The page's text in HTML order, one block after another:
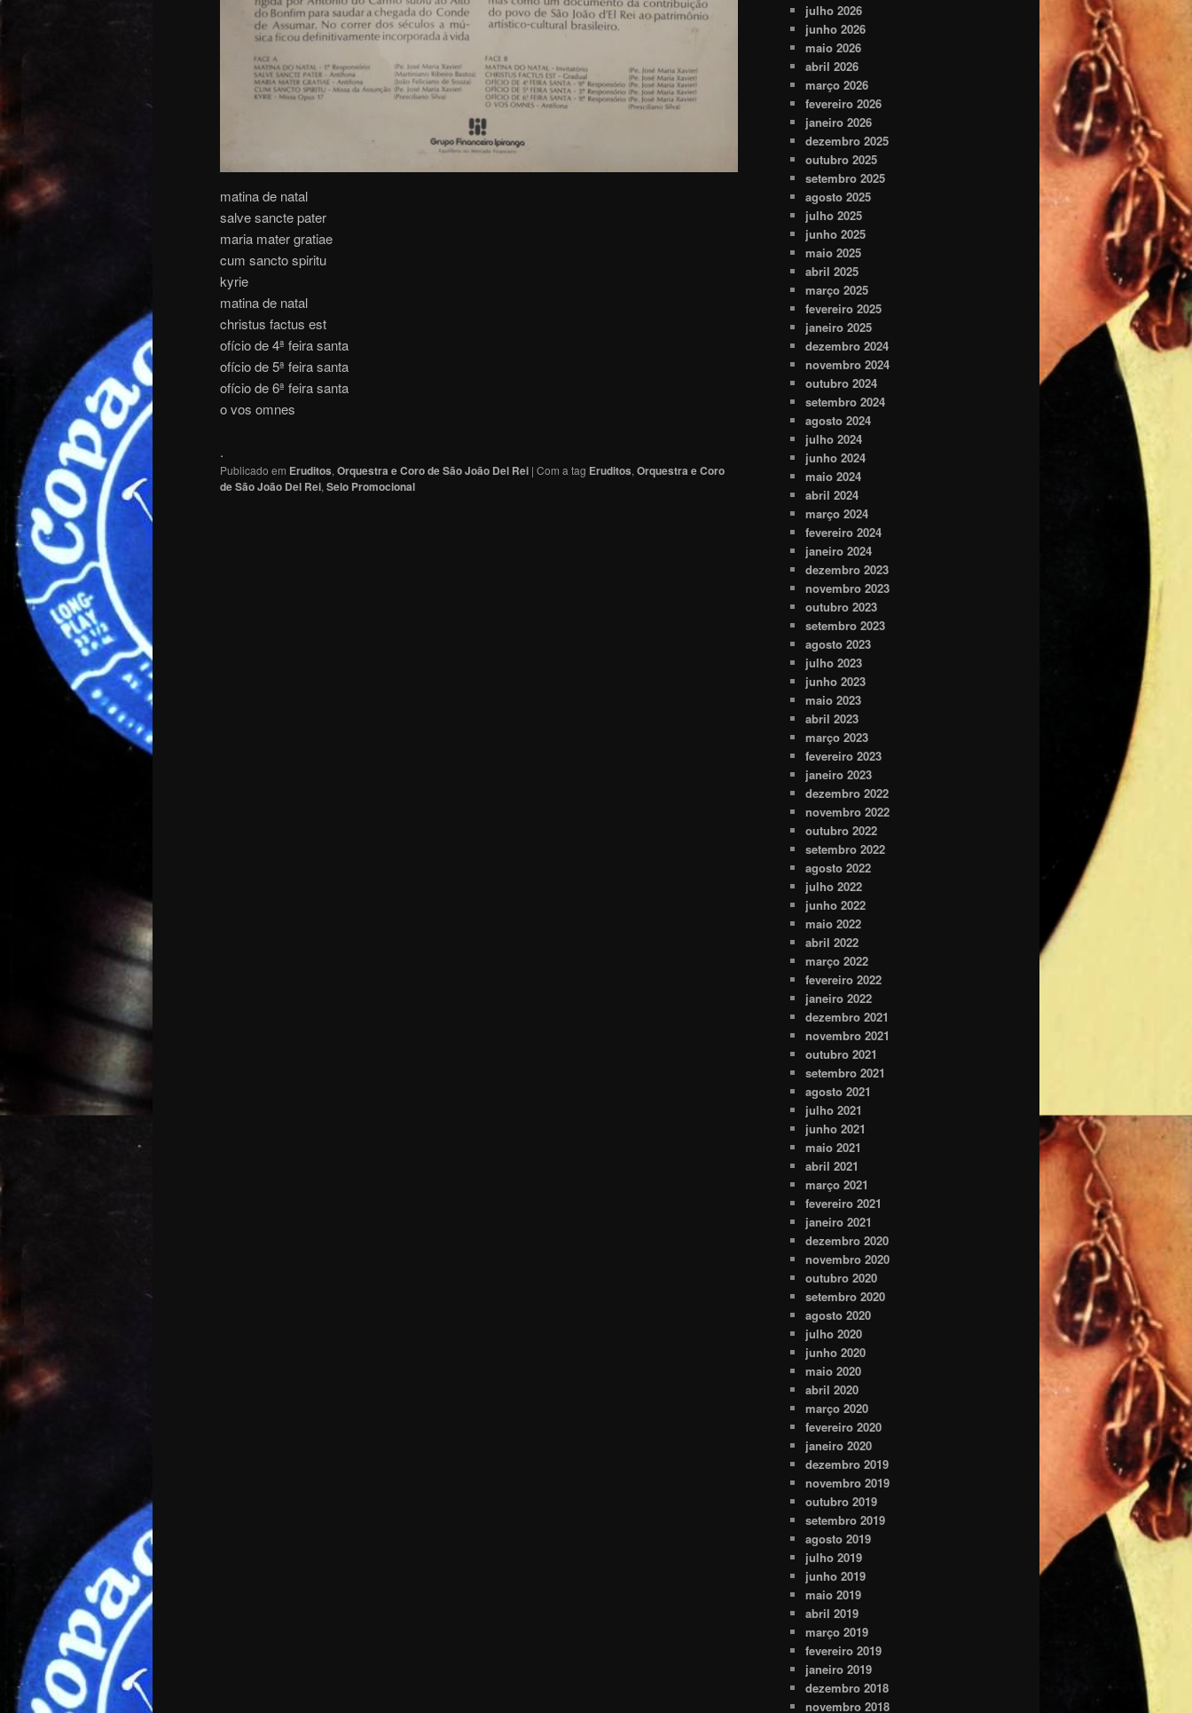
matina de natal
salve sancte pater
maria mater gratiae
cum sancto spiritu
kyrie
matina de natal
christus factus est
ofício de 4ª feira santa
ofício de 5ª feira santa
ofício de 6ª feira santa
o vos omnes
.
Publicado em Eruditos, Orquestra e Coro de São João Del Rei | Com a tag Eruditos, Orquestra e Coro
de São João Del Rei, Selo Promocional
julho 2026
junho 2026
maio 2026
abril 2026
março 2026
fevereiro 2026
janeiro 2026
dezembro 2025
outubro 2025
setembro 2025
agosto 2025
julho 2025
junho 2025
maio 2025
abril 2025
março 2025
fevereiro 2025
janeiro 2025
dezembro 2024
novembro 2024
outubro 2024
setembro 2024
agosto 2024
julho 2024
junho 2024
maio 2024
abril 2024
março 2024
fevereiro 2024
janeiro 2024
dezembro 2023
novembro 2023
outubro 2023
setembro 2023
agosto 2023
julho 2023
junho 2023
maio 2023
abril 2023
março 2023
fevereiro 2023
janeiro 2023
dezembro 2022
novembro 2022
outubro 2022
setembro 2022
agosto 2022
julho 2022
junho 2022
maio 2022
abril 2022
março 2022
fevereiro 2022
janeiro 2022
dezembro 2021
novembro 2021
outubro 2021
setembro 2021
agosto 2021
julho 2021
junho 2021
maio 2021
abril 2021
março 2021
fevereiro 2021
janeiro 2021
dezembro 2020
novembro 2020
outubro 2020
setembro 2020
agosto 2020
julho 2020
junho 2020
maio 2020
abril 2020
março 2020
fevereiro 2020
janeiro 2020
dezembro 2019
novembro 2019
outubro 2019
setembro 2019
agosto 2019
julho 2019
junho 2019
maio 2019
abril 2019
março 2019
fevereiro 2019
janeiro 2019
dezembro 2018
novembro 2018